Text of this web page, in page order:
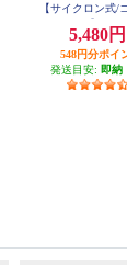
【サイクロン式/
5,480円
548円分ポイ
発送目安: 即納